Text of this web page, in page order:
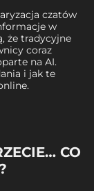
czatów
w
że tradycyjne
coraz
na AI.
i jak te
CO